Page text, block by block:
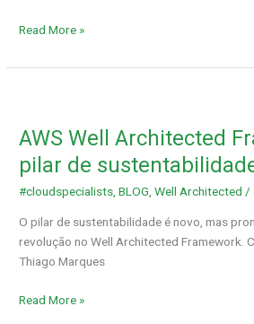
Read More »
AWS Well Architected
pilar de
#cloudspecialists ,BLOG ,Well Architected /
O pilar de sustentabilidade é novo, mas
revolução no Well Architected Framework.
Thiago Marques
Architected
Framework
–
O
pilar
de
sustentabilidade
Read More »